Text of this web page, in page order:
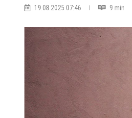
19.08.2025 07:46 9 min